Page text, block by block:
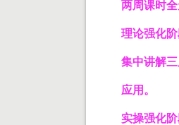
两周课时
理论强化阶
集中讲解
应用。
实操强化阶